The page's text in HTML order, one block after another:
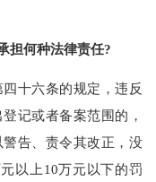
担何种法律责任?
十六条的规定，违反
记或者备案范围的，
告、责令其改正，没
以上10万元以下的罚